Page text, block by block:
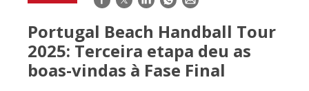
Portugal Beach Handball Tour
2025: Terceira etapa deu as
boas-vindas à Fase Final